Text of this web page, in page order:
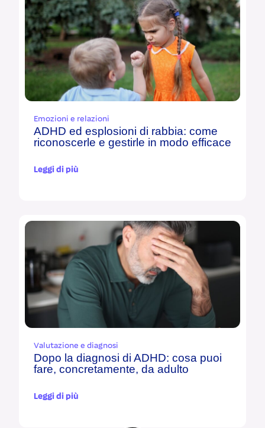
Emozioni e relazioni
ADHD ed esplosioni di rabbia: come
riconoscerle e gestirle in modo efficace
Leggi di più
Valutazione e diagnosi
Dopo la diagnosi di ADHD: cosa puoi
fare, concretamente, da adulto
Leggi di più